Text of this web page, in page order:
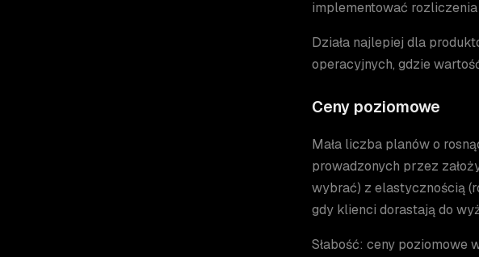
implementować
Działa najlepiej dla
operacyjnych, gdzie
Ceny poziomowe
Mała liczba planów o
prowadzonych przez
wybrać) z elastycznością
gdy klienci dorastają do
Słabość: ceny poziomowe